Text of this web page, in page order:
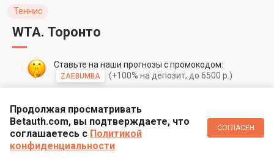
Теннис
WTA. Торонто
Ставьте на наши прогнозы с промокодом:
ZAEBUMBA (+100% на депозит, до 6500 р.)
17:00
Виктория Голубич
-
Продолжая просматривать
Betauth.com, вы подтверждаете, что
соглашаетесь c Политикой
конфиденциальности
СОГЛАСЕН